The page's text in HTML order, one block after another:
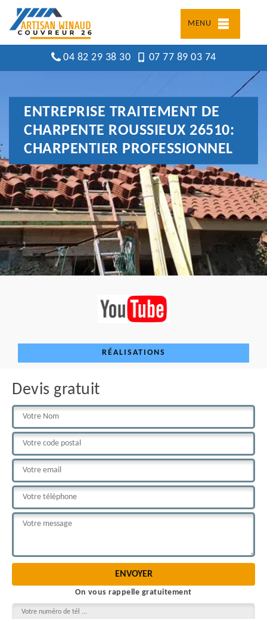
MENU
04 82 29 38 30 07 77 89 03 74
ENTREPRISE TRAITEMENT DE
CHARPENTE ROUSSIEUX 26510:
CHARPENTIER PROFESSIONNEL
RÉALISATIONS
Devis gratuit
On vous rappelle gratuitement